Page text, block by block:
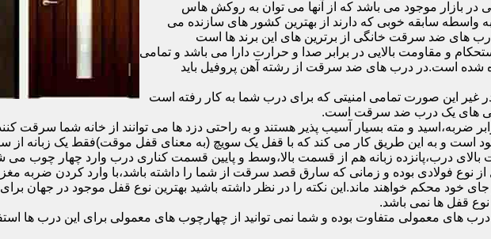
موجود می باشد که از آنها می توان به روکش هاس
به واسطه سابقه خوبی که دارند از بهترین کشور های سازنده می
های ضد سرقت خانگی از برترین های این برند ها است
و مقاومت بالایی در برابر صدا و حرارت دارا می باشد و تمامی
شده است.در درب های ضد سرقت از رشته آهن پروفیل باید
غیر این صورت تمامی امنیتی که برای درب شما به کار رفته است
های یک درب ضد سرقت است.
و مته بسیار آسیب پذیر هستند و به راحتی دزد ها می توانند از خانه شما سرقت
می شود که این در نمونه های 16 و 20 زبانه موجود است و به این طریق کار می کند که با قفل یک سویچ (به معنای قفل
از نوع فولادی بوده و زمانی که سارق قصد سرقت از شما را داشته باشد،با وارد کردن ضربه
جای خود محکم خواهند ماند.این نکته را در نظر داشته باشید بهترین نوع قفل موجود در جهان
قفل ها نمی باشد.
معمولی متفاوت بوده و شما نمی توانید از چهارچوب های معمولی برای این درب ها